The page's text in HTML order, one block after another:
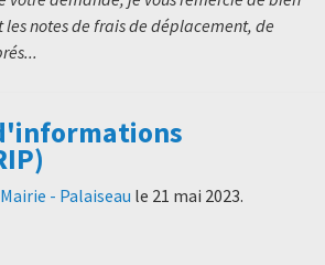
notes de frais de déplacement, de
Mairie - Palaiseau le 21 mai 2023.